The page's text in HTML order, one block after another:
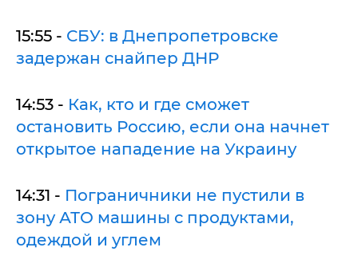
15:55 - СБУ: в Днепропетровске
задержан снайпер ДНР
14:53 - Как, кто и где сможет
остановить Россию, если она начнет
открытое нападение на Украину
14:31 - Пограничники не пустили в
зону АТО машины с продуктами,
одеждой и углем